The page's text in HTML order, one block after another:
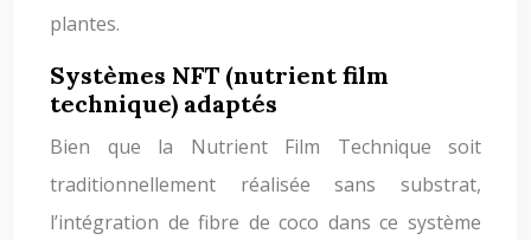
plantes.
Systèmes NFT (nutrient film
technique) adaptés
Bien que la Nutrient Film Technique soit
traditionnellement réalisée sans substrat,
l’intégration de fibre de coco dans ce système